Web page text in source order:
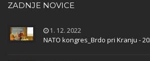
ZADNJE NOVICE
1. 12. 2022
NATO kongres_Brdo pri Kranju -